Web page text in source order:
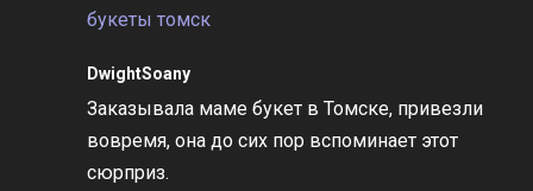
букеты томск
DwightSoany
Заказывала маме букет в Томске, привезли
вовремя, она до сих пор вспоминает этот
сюрприз.